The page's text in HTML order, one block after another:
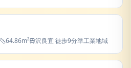
64.86m² 沢良宜 徒歩9分準工業地域